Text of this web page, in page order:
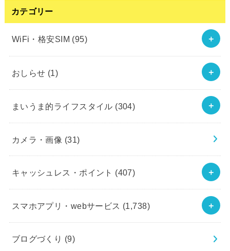
カテゴリー
WiFi・格安SIM (95)
おしらせ (1)
まいうま的ライフスタイル (304)
カメラ・画像 (31)
キャッシュレス・ポイント (407)
スマホアプリ・webサービス (1,738)
ブログづくり (9)